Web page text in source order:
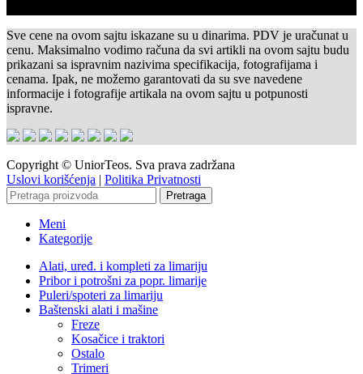
Sve cene na ovom sajtu iskazane su u dinarima. PDV je uračunat u
cenu. Maksimalno vodimo računa da svi artikli na ovom sajtu budu
prikazani sa ispravnim nazivima specifikacija, fotografijama i
cenama. Ipak, ne možemo garantovati da su sve navedene
informacije i fotografije artikala na ovom sajtu u potpunosti
ispravne.
Copyright © UniorTeos. Sva prava zadržana
Uslovi korišćenja | Politika Privatnosti
Pretraga
Meni
Kategorije
Alati, uređ. i kompleti za limariju
Pribor i potrošni za popr. limarije
Puleri/spoteri za limariju
Baštenski alati i mašine
Freze
Kosačice i traktori
Ostalo
Trimeri